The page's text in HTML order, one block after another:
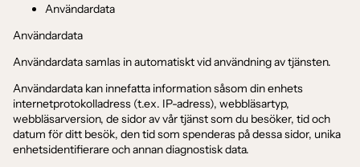
Användardata
Användardata
Användardata samlas in automatiskt vid användning av tjänsten.
Användardata kan innefatta information såsom din enhets
internetprotokolladress (t.ex. IP-adress), webbläsartyp,
webbläsarversion, de sidor av vår tjänst som du besöker, tid och
datum för ditt besök, den tid som spenderas på dessa sidor, unika
enhetsidentifierare och annan diagnostisk data.